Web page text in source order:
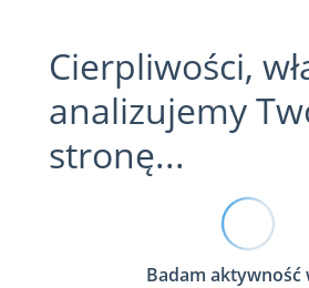
Cierpliwości,
analizujemy
stronę...